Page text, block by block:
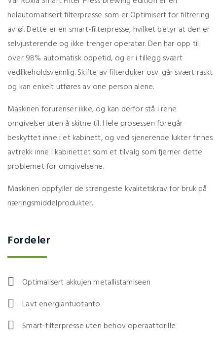
helautomatisert filterpresse som er Optimisert for filtrering
av øl. Dette er en smart-filterpresse, hvilket betyr at den er
selvjusterende og ikke trenger operatør. Den har opp til
over 98% automatisk oppetid, og er i tillegg svært
vedlikeholdsvennlig. Skifte av filterduker osv. går svært raskt
og kan enkelt utføres av one person alene.
Maskinen forurenser ikke, og kan derfor stå i rene
omgivelser uten å skitne til. Hele prosessen foregår
beskyttet inne i et kabinett, og ved sjenerende lukter finnes
avtrekk inne i kabinettet som et tilvalg som fjerner dette
problemet for omgivelsene.
Maskinen oppfyller de strengeste kvalitetskrav for bruk på
næringsmiddelprodukter.
Fordeler
Optimalisert akkujen metallistamiseen
Lavt energiantuotanto
Smart-filterpresse uten behov operaattorille